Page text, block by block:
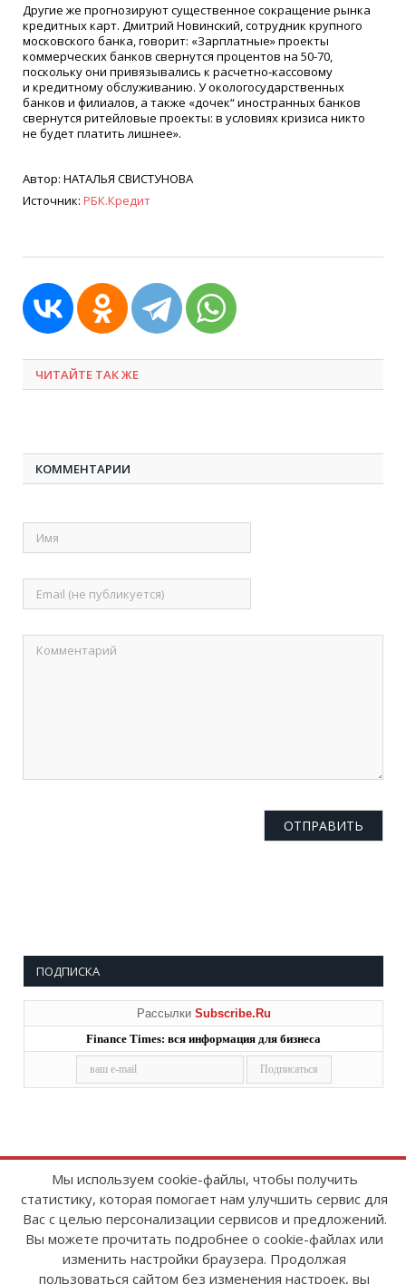
Другие же прогнозируют существенное сокращение рынка
кредитных карт. Дмитрий Новинский, сотрудник крупного
московского банка, говорит: «Зарплатные» проекты
коммерческих банков свернутся процентов на 50-70,
поскольку они привязывались к расчетно-кассовому
и кредитному обслуживанию. У окологосударственных
банков и филиалов, а также «дочек“ иностранных банков
свернутся ритейловые проекты: в условиях кризиса никто
не будет платить лишнее».
Автор: НАТАЛЬЯ СВИСТУНОВА
Источник: РБК.Кредит
ЧИТАЙТЕ ТАК ЖЕ
КОММЕНТАРИИ
ПОДПИСКА
Рассылки Subscribe.Ru
Finance Times: вся информация для бизнеса
Copyright © 2008-2026 FinanceTimes
Зарегистрировано в Роскомнадзоре
Свидетельство о регистрации СМИ:
серия Эл № ФС77-86300 от 10 ноября 2023 г
Мы используем cookie-файлы, чтобы получить
статистику, которая помогает нам улучшить сервис для
Вас с целью персонализации сервисов и предложений.
Вы можете прочитать подробнее о cookie-файлах или
изменить настройки браузера. Продолжая
пользоваться сайтом без изменения настроек, вы